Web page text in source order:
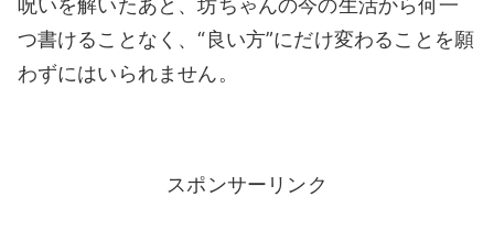
呪いを解いたあと、坊ちゃんの今の生活から何一
つ書けることなく、“良い方”にだけ変わることを願
わずにはいられません。
スポンサーリンク